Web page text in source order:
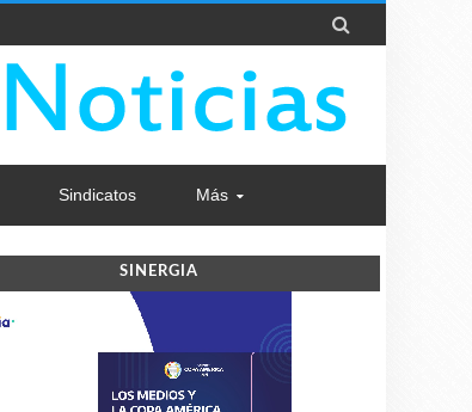

Sindicatos Más
SINERGIA